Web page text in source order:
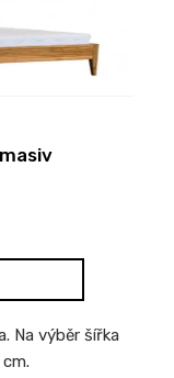
Na výběr šířka